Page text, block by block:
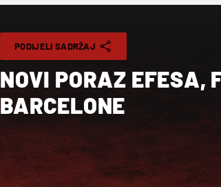
PODIJELI SADRŽAJ
NOVI PORAZ EFESA,
BARCELONE